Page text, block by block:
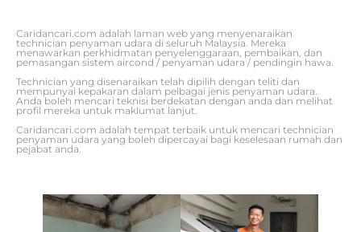
Caridancari.com adalah laman web yang menyenaraikan
technician penyaman udara di seluruh Malaysia. Mereka
menawarkan perkhidmatan penyelenggaraan, pembaikan, dan
pemasangan sistem aircond / penyaman udara / pendingin hawa.
Technician yang disenaraikan telah dipilih dengan teliti dan
mempunyai kepakaran dalam pelbagai jenis penyaman udara.
Anda boleh mencari teknisi berdekatan dengan anda dan melihat
profil mereka untuk maklumat lanjut.
Caridancari.com adalah tempat terbaik untuk mencari technician
penyaman udara yang boleh dipercayai bagi keselesaan rumah dan
pejabat anda.